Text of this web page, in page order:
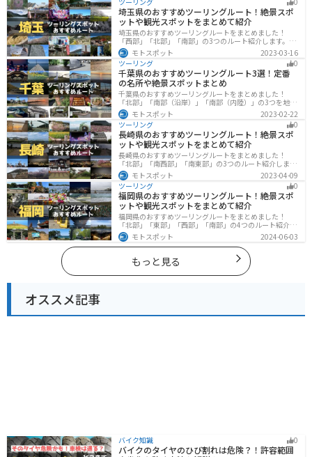
く際は参考にしてください。
埼玉県のおすすめツーリングルート！絶景スポ
ットや観光スポットをまとめて紹介
埼玉県のおすすめツーリングルートをまとめました！
「西部」「北部」「南部」の3つのルート紹介します。自
然豊かな西側と街中の東側で違った楽しみ方ができま
す。バイクで埼玉県にツーリングに行く際は参考にして
ください。
モトスポット
2023-03-16
ツーリング
0
千葉県のおすすめツーリングルート3選！定番
の名所や絶景スポットまとめ
千葉県のおすすめツーリングルートをまとめました！
「北部」「南部（沿岸）」「南部（内陸）」の3つを地域
別で紹介します！千葉は首都圏からのアクセスも良く、
海と山どちらも堪能できるのでツーリングには最適な場
所です。
モトスポット
2023-02-22
ツーリング
0
長崎県のおすすめツーリングルート！絶景スポ
ットや観光スポットをまとめて紹介
長崎県のおすすめツーリングルートをまとめました！
「北部」「南西部」「南東部」の3つのルート紹介しま
す。国際色豊かな街並みや世界遺産、絶景ポイントが数
多く存在し、様々な楽しみ方ができます。バイクで長崎
県にツーリングに行く際は参考にしてください。
モトスポット
2023-04-09
ツーリング
0
福岡県のおすすめツーリングルート！絶景スポ
ットや観光スポットをまとめて紹介
福岡県のおすすめツーリングルートをまとめました！
「北部」「東部」「西部」「南部」の4つのルート紹介し
ます。豊かな自然から歴史ある名所、グルメまで多彩な
魅力が詰まっており、様々な楽しみ方ができます。バイ
クで福岡県にツーリングに行く際は参考にしてくださ
モトスポット 2024-06-03
もっと見る
オススメ記事
バイク知識 0
バイクのタイヤのひび割れは危険？！許容範囲